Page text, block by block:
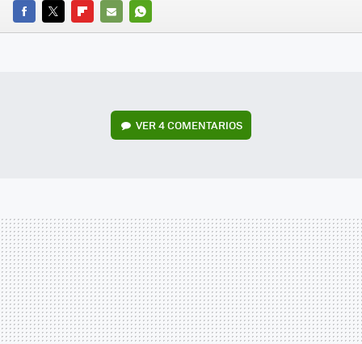
FACEBOOK
TWITTERFLIPBOARD
E-
WHATSAPP
VER 4 COMENTARIOS